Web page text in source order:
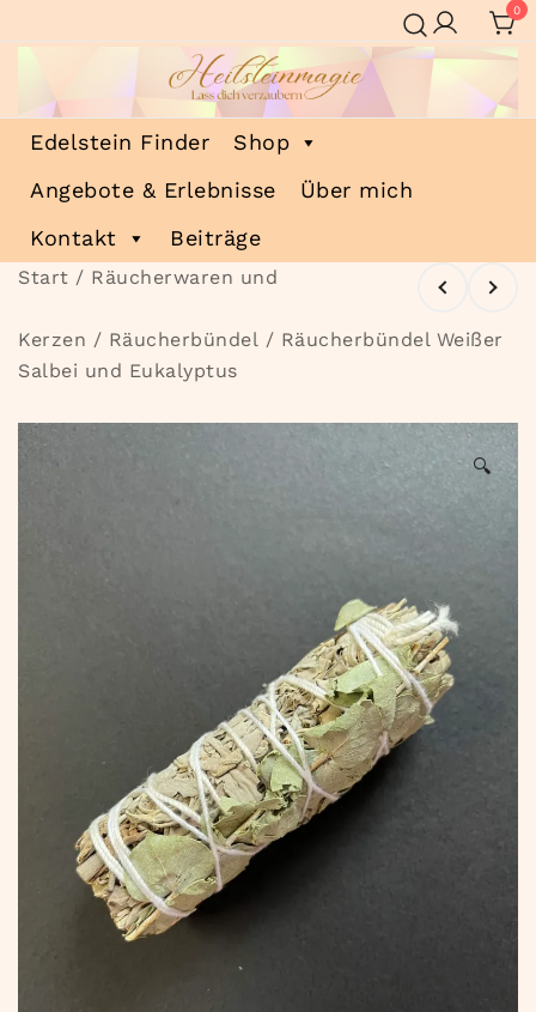
Inhalt
0
Heilsteinmagie
Lass dich verzaubern
Edelstein Finder
Shop
Angebote & Erlebnisse
Über mich
Kontakt
Beiträge
Start / Räucherwaren und
Kerzen / Räucherbündel / Räucherbündel Weißer
Salbei und Eukalyptus
🔍